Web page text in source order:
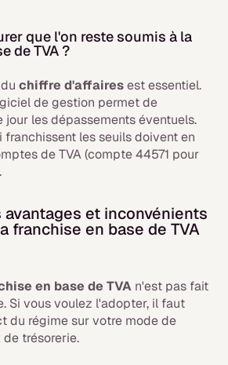
que l'on reste soumis à la
de TVA ?
duchiffre d'affairesest essentiel.
de gestion permet de
jour les dépassements éventuels.
franchissent les seuils doivent en
de TVA (compte 44571 pour
et inconvénients
franchise en base de TVA
en base de TVA n'est pas fait
Si vous voulez l'adopter, il faut
du régime sur votre mode de
trésorerie.